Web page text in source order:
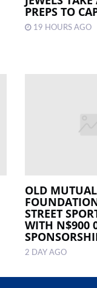
PREPS TO
19 HOURS AGO
OLD MUTUAL
STREET
WITH N$900
2 DAY AGO